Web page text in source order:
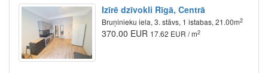
Izīrē dzīvokli Rīgā, Centrā
Bruņinieku iela, 3. stāvs, 1 istabas, 21.00m2
370.00 EUR 17.62 EUR / m2